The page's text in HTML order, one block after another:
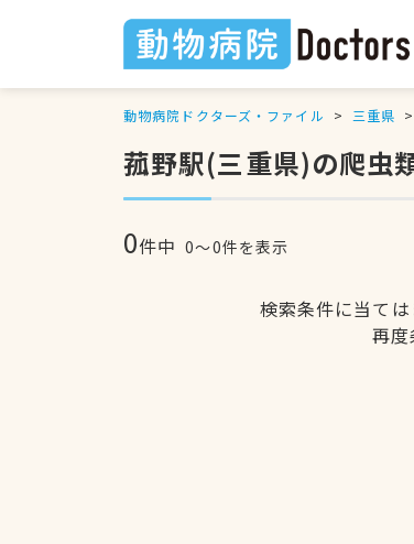
動物病院ドクターズ・ファイル 三重県
菰野駅(三重県)の爬虫
0件中 0〜0件を表示
検索条件に当て
再度